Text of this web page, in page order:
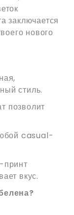
заключается
нового
стиль.
позволит
casual-
принт
вкус.